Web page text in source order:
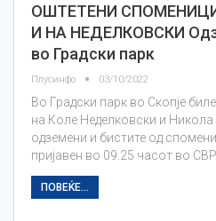
ОШТЕТЕНИ
И НА НЕДЕЛКОВСКИ
во Градски парк
Плусинфо 03/10/2022
Во Градски парк во Скопје
на Коле Неделковски и
одземени и бистите од
пријавен во 09.25 часот во
ПОВЕЌЕ...